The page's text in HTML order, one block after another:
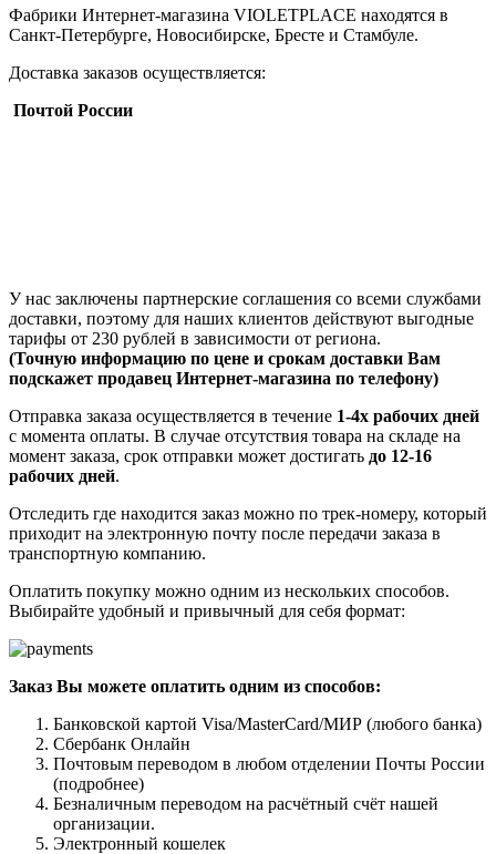
Фабрики Интернет-магазина VIOLETPLACE находятся в
Санкт-Петербурге, Новосибирске, Бресте и Стамбуле.
Доставка заказов осуществляется:
Почтой России
У нас заключены партнерские соглашения со всеми службами
доставки, поэтому для наших клиентов действуют выгодные
тарифы от 230 рублей в зависимости от региона.
(Точную информацию по цене и срокам доставки Вам
подскажет продавец Интернет-магазина по телефону)
Отправка заказа осуществляется в течение 1-4х рабочих дней
с момента оплаты. В случае отсутствия товара на складе на
момент заказа, срок отправки может достигать до 12-16
рабочих дней.
Отследить где находится заказ можно по трек-номеру, который
приходит на электронную почту после передачи заказа в
транспортную компанию.
Оплатить покупку можно одним из нескольких способов.
Выбирайте удобный и привычный для себя формат:
Заказ Вы можете оплатить одним из способов:
Банковской картой Visa/MasterCard/МИР (любого банка)
Сбербанк Онлайн
Почтовым переводом в любом отделении Почты России
(подробнее)
Безналичным переводом на расчётный счёт нашей
организации.
Электронный кошелек